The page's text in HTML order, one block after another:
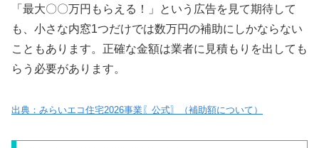
「最大〇〇万円もらえる！」という広告を見て期待して
も、小さな内窓1つだけでは数万円の補助にしかならない
こともあります。正確な金額は業者に見積もりを出しても
らう必要があります。
出典：みらいエコ住宅2026事業〖公式〗（補助額について）